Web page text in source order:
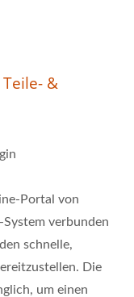
Teile- &
Portal von
verbunden
schnelle,
Die
um einen